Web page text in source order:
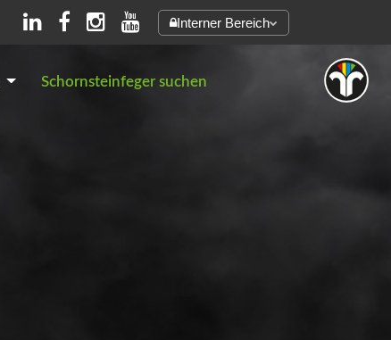
Interner Bereich
Schornsteinfeger suchen